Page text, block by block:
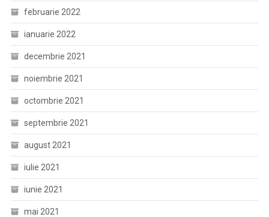
februarie 2022
ianuarie 2022
decembrie 2021
noiembrie 2021
octombrie 2021
septembrie 2021
august 2021
iulie 2021
iunie 2021
mai 2021